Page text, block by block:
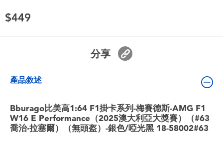
任天堂 Switch
盲盒
角色收藏
$449
分享
產品敘述
Bburago比美高1:64 F1掛卡系列-梅賽德斯-AMG F1
W16 E Performance（2025澳大利亞大獎賽）（#63
喬治·拉塞爾）（無頭盔）-銀色/啞光黑 18-58002#63